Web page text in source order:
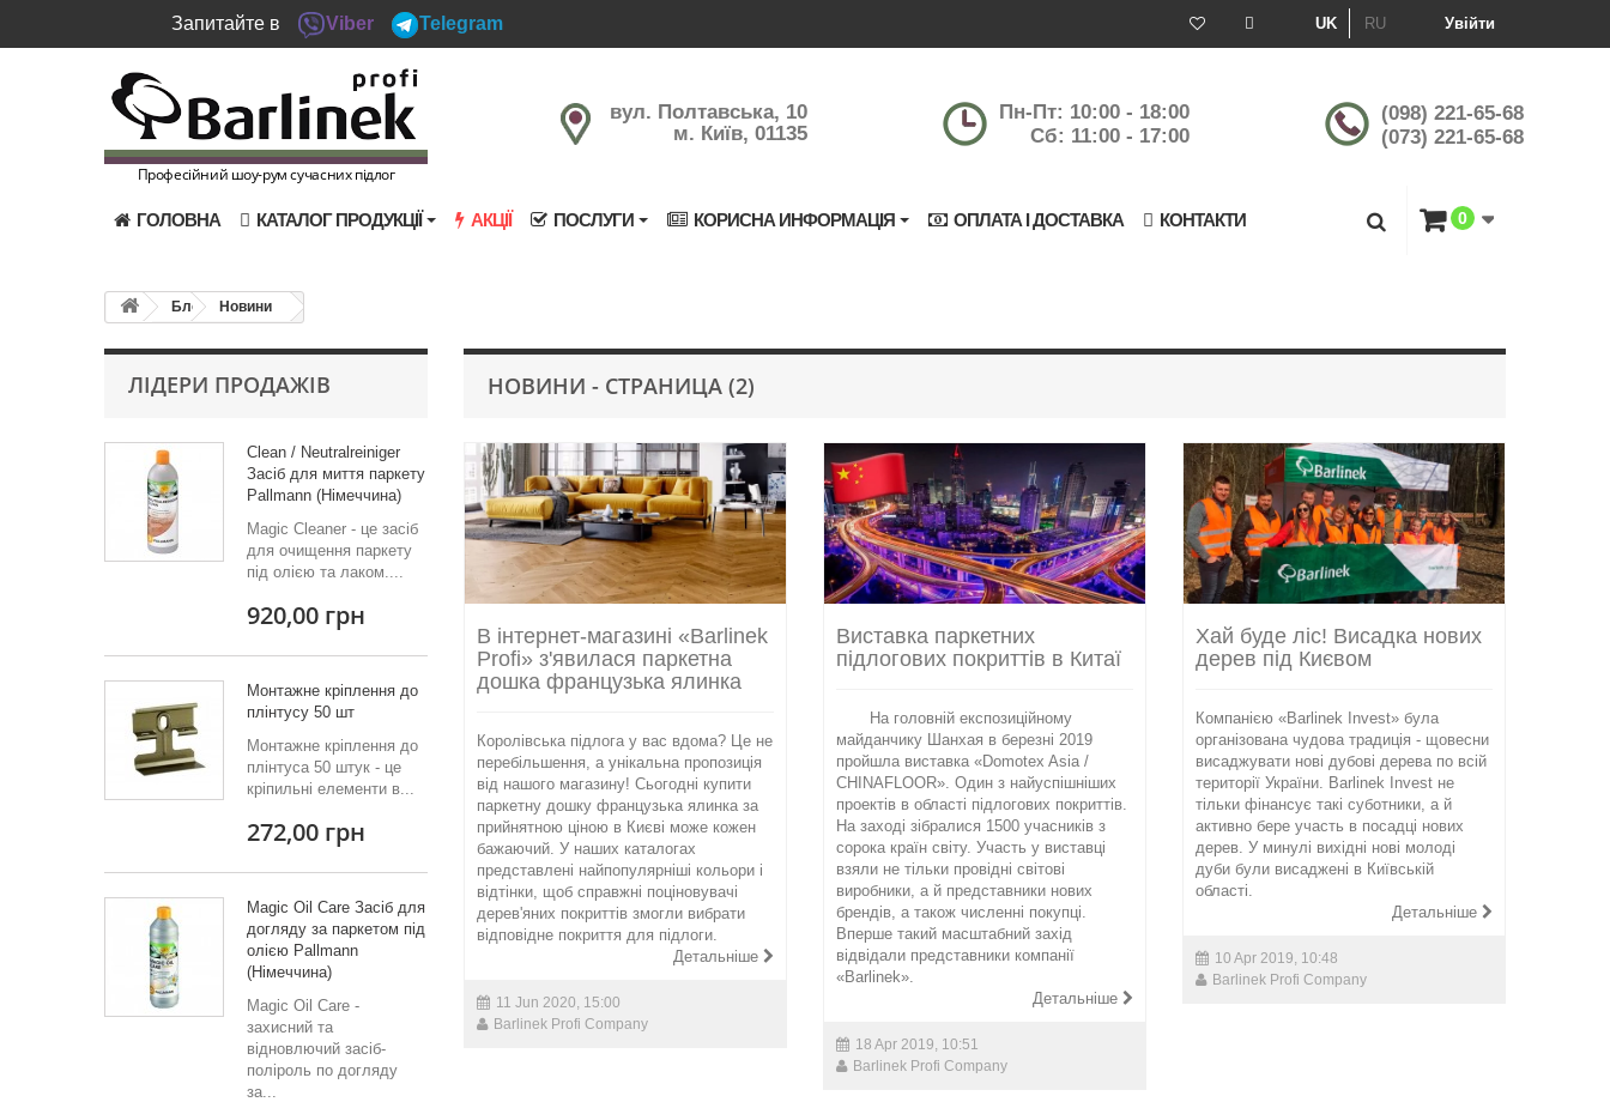
Запитайте в Viber Telegram Увійти
UK RU
Професійний шоу-рум сучасних підлог
вул. Полтавська, 10
м. Київ, 01135
Пн-Пт: 10:00 - 18:00
Сб: 11:00 - 17:00
(098) 221-65-68
(073) 221-65-68
ГОЛОВНА КАТАЛОГ ПРОДУКЦІЇ АКЦІЇ ПОСЛУГИ КОРИСНА ИНФОРМАЦІЯ ОПЛАТА І ДОСТАВКА КОНТАКТИ 0
Блог Новини
ЛІДЕРИ ПРОДАЖІВ
Clean / Neutralreiniger
Засіб для миття паркету
Pallmann (Німеччина)
Мagic Cleaner - це засіб
для очищення паркету
під олією та лаком....
920,00 грн
Монтажне кріплення до
плінтусу 50 шт
Монтажне кріплення до
плінтуса 50 штук - це
кріпильні елементи в...
272,00 грн
Magic Oil Care Засіб для
догляду за паркетом під
олією Pallmann
(Німеччина)
Magic Oil Care -
захисний та
відновлючий засіб-
поліроль по догляду
за...
НОВИНИ - СТРАНИЦА (2)
В інтернет-магазині «Barlinek
Profi» з'явилася паркетна
дошка французька ялинка
Королівська підлога у вас вдома? Це не
перебільшення, а унікальна пропозиція
від нашого магазину! Сьогодні купити
паркетну дошку французька ялинка за
прийнятною ціною в Києві може кожен
бажаючий. У наших каталогах
представлені найпопулярніші кольори і
відтінки, щоб справжні поціновувачі
дерев'яних покриттів змогли вибрати
відповідне покриття для підлоги.
Детальніше
11 Jun 2020, 15:00
Barlinek Profi Company
Виставка паркетних
підлогових покриттів в Китаї
На головній експозиційному
майданчику Шанхая в березні 2019
пройшла виставка «Domotex Asia /
CHINAFLOOR». Один з найуспішніших
проектів в області підлогових покриттів.
На заході зібралися 1500 учасників з
сорока країн світу. Участь у виставці
взяли не тільки провідні світові
виробники, а й представники нових
брендів, а також численні покупці.
Вперше такий масштабний захід
відвідали представники компанії
«Barlinek».
Детальніше
18 Apr 2019, 10:51
Barlinek Profi Company
Хай буде ліс! Висадка нових
дерев під Києвом
Компанією «Bаrlinek Invest» була
організована чудова традиція - щовесни
висаджувати нові дубові дерева по всій
території України. Bаrlinek Invest не
тільки фінансує такі суботники, а й
активно бере участь в посадці нових
дерев. У минулі вихідні нові молоді
дуби були висаджені в Київській
області.
Детальніше
10 Apr 2019, 10:48
Barlinek Profi Company